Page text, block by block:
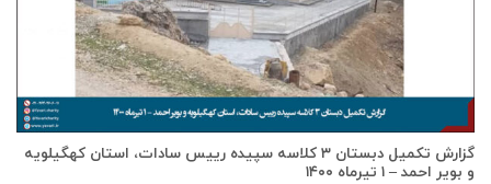
گزارش تکمیل دبستان ۳ کلاسه سپيده رييس سادات، استان كهگيلويه
و بوير احمد – ۱ تیرماه ۱۴۰۰